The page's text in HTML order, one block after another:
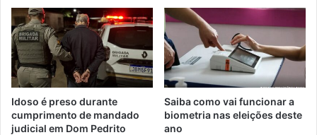
Idoso é preso durante
cumprimento de mandado
judicial em Dom Pedrito
Saiba como vai funcionar a
biometria nas eleições deste
ano